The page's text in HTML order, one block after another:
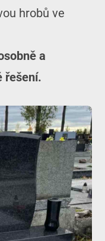
hrobů ve
a
řešení.